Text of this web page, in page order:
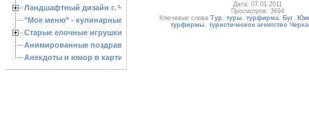
Ландшафтный дизайн г. Черкассы
"Мое меню" - кулинарные рецепты
Старые елочные игрушки
Анимированные поздравления с Новым 2013 годом
Анекдоты и юмор в картинках
Дата: 07.01.2011
Просмотров: 3694
Ключевые слова Тур , туры , турфирма, Буг,
турфирмы , туристическое агентство